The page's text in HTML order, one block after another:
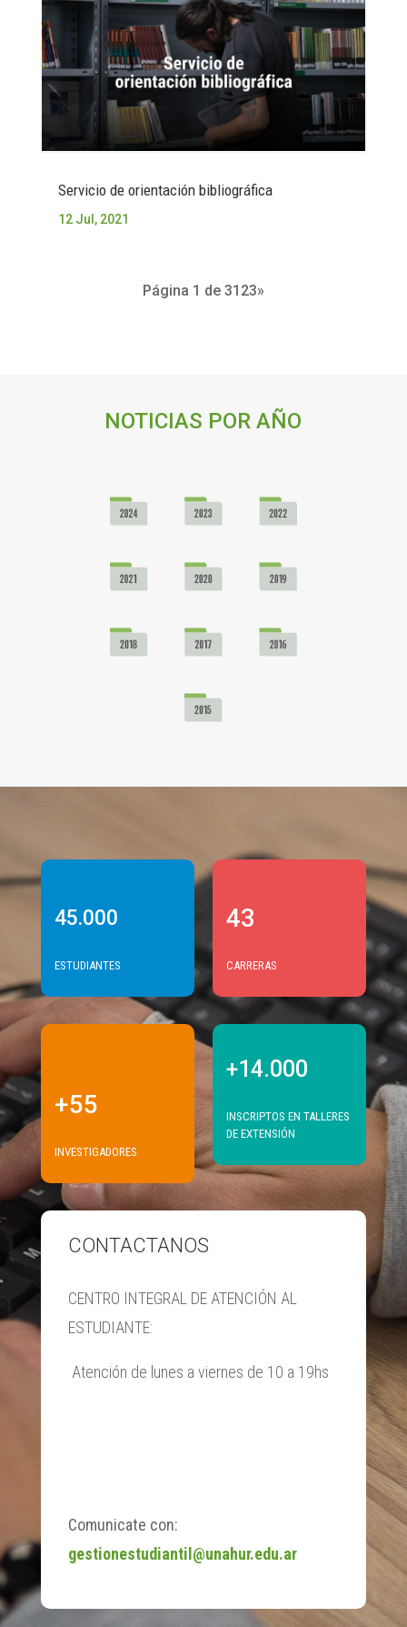
Servicio de orientación bibliográfica
12 Jul, 2021
Página 1 de 31 23»
NOTICIAS POR AÑO
45.000
ESTUDIANTES
+55
INVESTIGADORES
43
CARRERAS
+14.000
INSCRIPTOS EN TALLERES
DE EXTENSIÓN
CONTACTANOS
CENTRO INTEGRAL DE ATENCIÓN AL
ESTUDIANTE:
Atención de lunes a viernes de 10 a 19hs
Comunicate con:
gestionestudiantil@unahur.edu.ar